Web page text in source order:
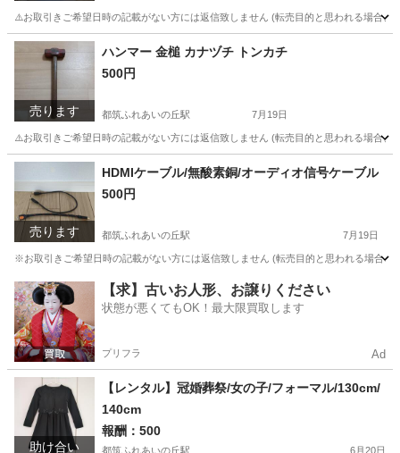
⚠️お取引きご希望日時の記載がない方には返信致しません (転売目的と思われる場合
神奈川 横浜市 都筑ふれあいの丘駅 その他 XXL
売ります
ハンマー 金槌 カナヅチ トンカチ
500円
都筑ふれあいの丘駅 7月19日
⚠️お取引きご希望日時の記載がない方には返信致しません (転売目的と思われる場合
神奈川 横浜市 都筑ふれあいの丘駅 その他 金槌
売ります
HDMIケーブル/無酸素銅/オーディオ信号ケーブル
500円
都筑ふれあいの丘駅 7月19日
※お取引きご希望日時の記載がない方には返信致しません (転売目的と思われる場合
神奈川 都筑ふれあいの丘駅 オーディオ ケーブル
【求】古いお人形、お譲りください
状態が悪くてもOK！最大限買取します
プリフラ Ad
助け合い
【レンタル】冠婚葬祭/女の子/フォーマル/130cm/
140cm
報酬：500
都筑ふれあいの丘駅 6月20日